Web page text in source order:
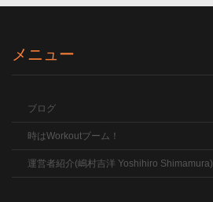
メニュー
ブログ
時はWorkoutブーム！
運営者紹介(嶋村吉洋 Yoshihiro Shimamura)